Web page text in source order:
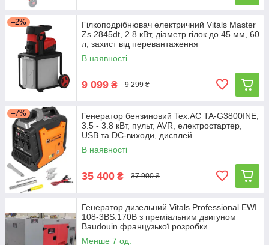
–2%
Гілкоподрібнювач електричний Vitals Master
Zs 2845dt, 2.8 кВт, діаметр гілок до 45 мм, 60
л, захист від перевантаження
В наявності
9 099 ₴ 9 299 ₴
–7%
Генератор бензиновий Tex.AC TA-G3800INE,
3.5 - 3.8 кВт, пульт, AVR, електростартер,
USB та DC-виходи, дисплей
В наявності
35 400 ₴ 37 900 ₴
Генератор дизельний Vitals Professional EWI
108-3BS.170B з преміальним двигуном
Baudouin французької розробки
Менше 7 од.